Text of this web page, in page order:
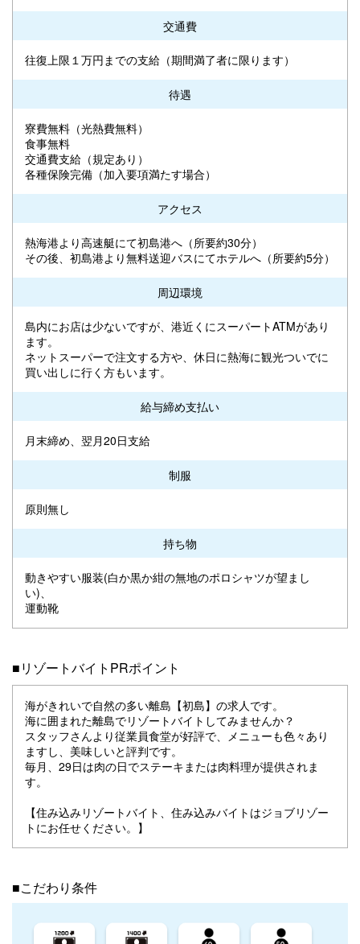
交通費
往復上限１万円までの支給（期間満了者に限ります）
待遇
寮費無料（光熱費無料）
食事無料
交通費支給（規定あり）
各種保険完備（加入要項満たす場合）
アクセス
熱海港より高速艇にて初島港へ（所要約30分）
その後、初島港より無料送迎バスにてホテルへ（所要約5分）
周辺環境
島内にお店は少ないですが、港近くにスーパートATMがあり
ます。
ネットスーパーで注文する方や、休日に熱海に観光ついでに
買い出しに行く方もいます。
給与締め支払い
月末締め、翌月20日支給
制服
原則無し
持ち物
動きやすい服装(白か黒か紺の無地のポロシャツが望まし
い)、
運動靴
■リゾートバイトPRポイント
海がきれいで自然の多い離島【初島】の求人です。
海に囲まれた離島でリゾートバイトしてみませんか？
スタッフさんより従業員食堂が好評で、メニューも色々あり
ますし、美味しいと評判です。
毎月、29日は肉の日でステーキまたは肉料理が提供されま
す。
【住み込みリゾートバイト、住み込みバイトはジョブリゾー
トにお任せください。】
■こだわり条件